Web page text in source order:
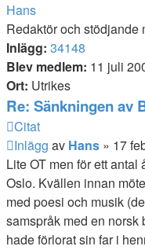
Hans
Redaktör och stödjande
Inlägg: 34148
Blev medlem: 11 juli
Ort: Utrikes
Re: Sänkningen av
Citat
Inlägg av Hans » 17
Lite OT men för ett
Oslo. Kvällen innan
med poesi och musik
samspråk med en
hade förlorat sin far i